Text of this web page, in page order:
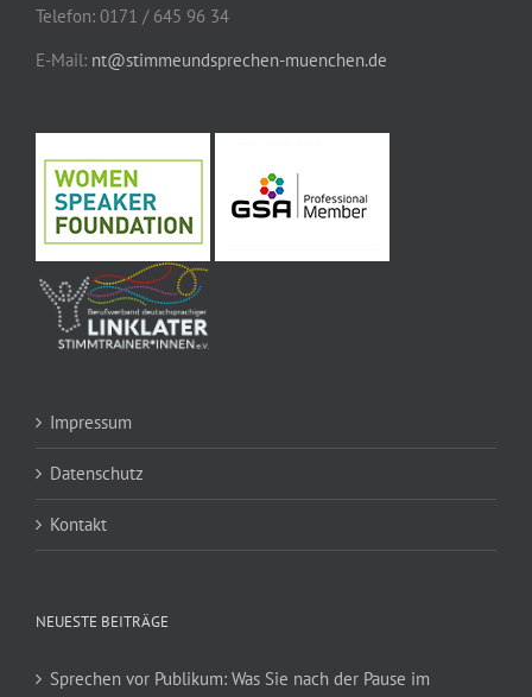
Telefon: 0171 / 645 96 34
E-Mail: nt@stimmeundsprechen-muenchen.de
Impressum
Datenschutz
Kontakt
NEUESTE BEITRÄGE
Sprechen vor Publikum: Was Sie nach der Pause im